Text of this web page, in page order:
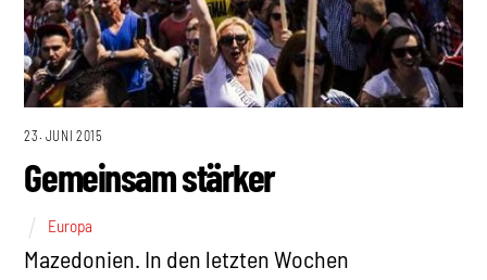
23. JUNI 2015
Gemeinsam stärker
Europa
Mazedonien. In den letzten Wochen